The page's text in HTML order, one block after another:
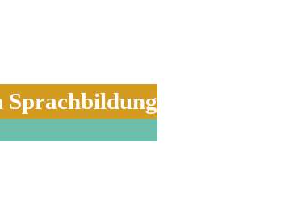
Sprachbildung